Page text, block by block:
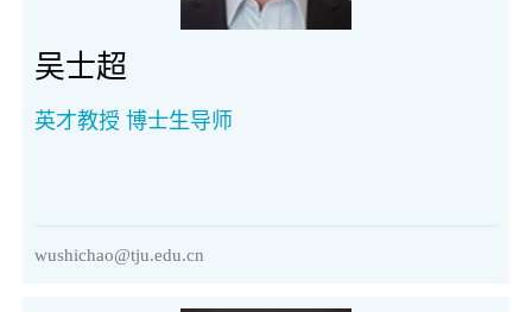
吴士超
英才教授 博士生导师
wushichao@tju.edu.cn